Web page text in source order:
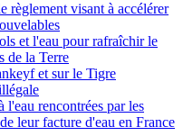
règlement visant à accélérer
et l'eau pour rafraîchir le
de la Terre
et sur le Tigre
l'eau rencontrées par les
leur facture d'eau en France